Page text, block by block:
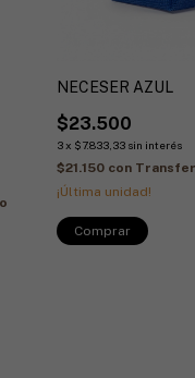
NECESER AZUL
$23.500
3 x $7.833,33 sin interés
$21.150 con
¡Última unidad!